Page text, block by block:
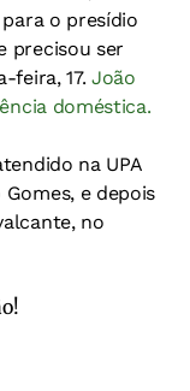
o presídio
precisou ser
feira, 17. João
doméstica.
na UPA
e depois
no